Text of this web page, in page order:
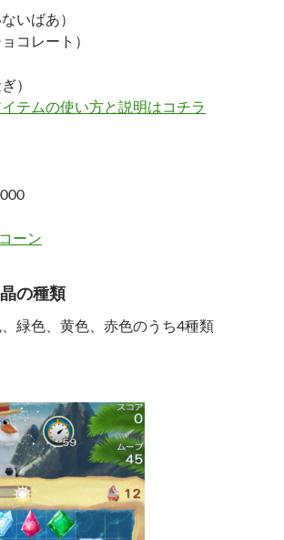
いばあ）
コレート）
）
テムの使い方と説明はコチラ
ーン
の種類
緑色、黄色、赤色のうち4種類